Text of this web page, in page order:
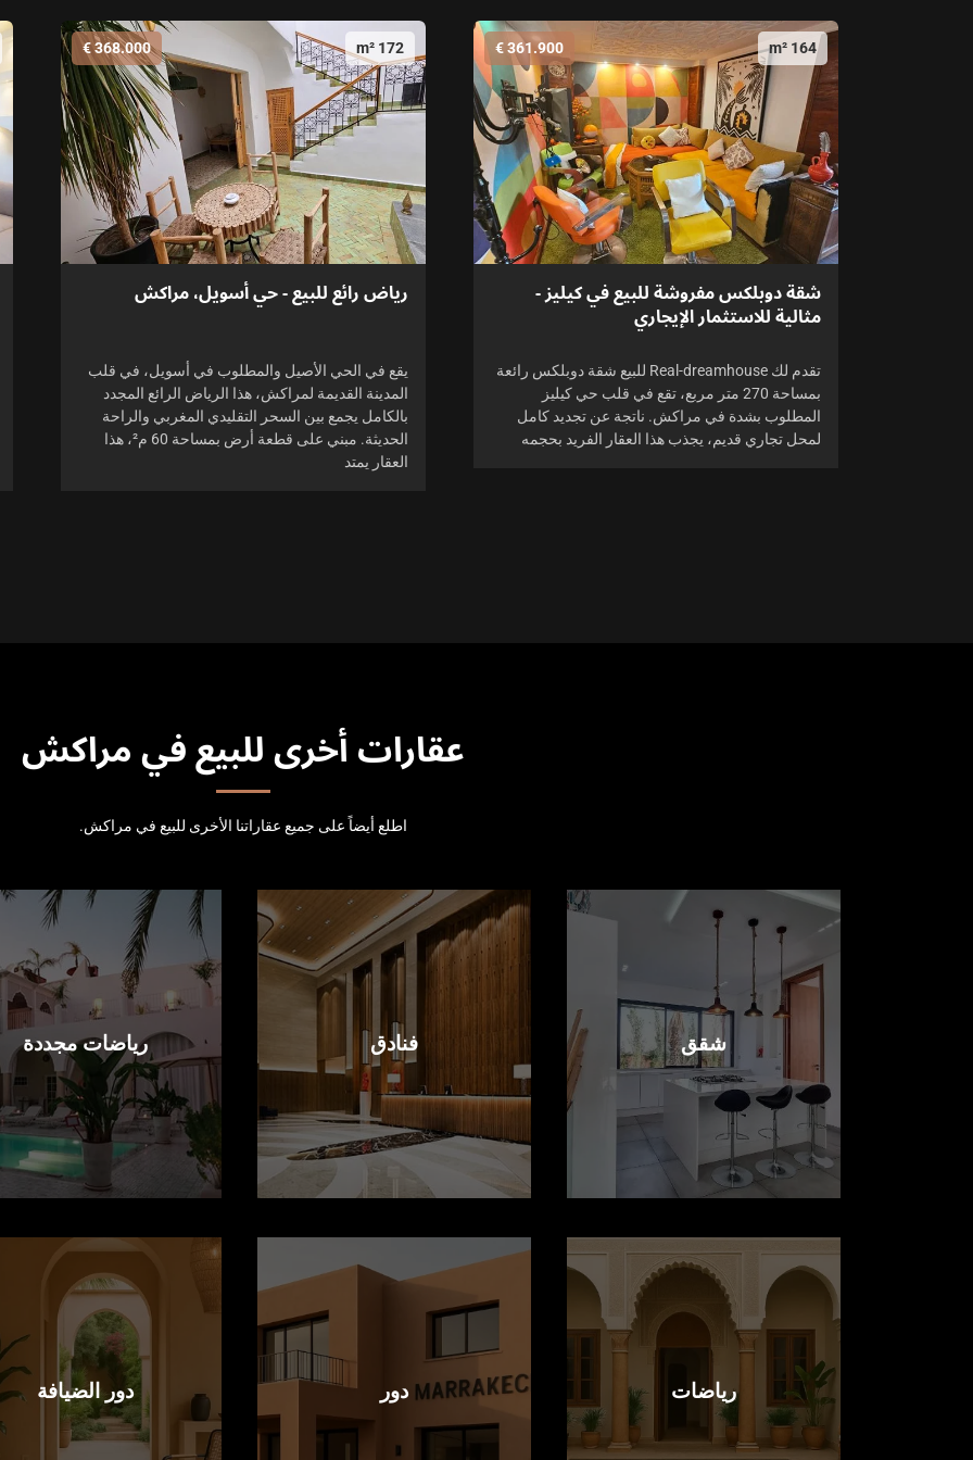
164 m²
361.900 €
شقة دوبلكس مفروشة للبيع في كيليز -
مثالية للاستثمار الإيجاري
تقدم لك Real-dreamhouse للبيع شقة دوبلكس رائعة
بمساحة 270 متر مربع، تقع في قلب حي كيليز
المطلوب بشدة في مراكش. ناتجة عن تجديد كامل
لمحل تجاري قديم، يجذب هذا العقار الفريد بحجمه
172 m²
368.000 €
رياض رائع للبيع - حي أسويل، مراكش
يقع في الحي الأصيل والمطلوب في أسويل، في قلب
المدينة القديمة لمراكش، هذا الرياض الرائع المجدد
بالكامل يجمع بين السحر التقليدي المغربي والراحة
الحديثة. مبني على قطعة أرض بمساحة 60 م²، هذا
العقار يمتد
عقارات أخرى للبيع في مراكش
اطلع أيضاً على جميع عقاراتنا الأخرى للبيع في مراكش.
شقق فنادق رياضات مجددة
رياضات دور دور الضيافة